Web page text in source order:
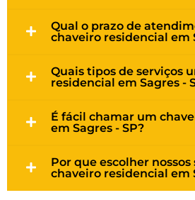
Qual o prazo de
chaveiro residencial em
Quais tipos de serviços
residencial em Sagres -
É fácil chamar um
em Sagres - SP?
Por que escolher nossos
chaveiro residencial em